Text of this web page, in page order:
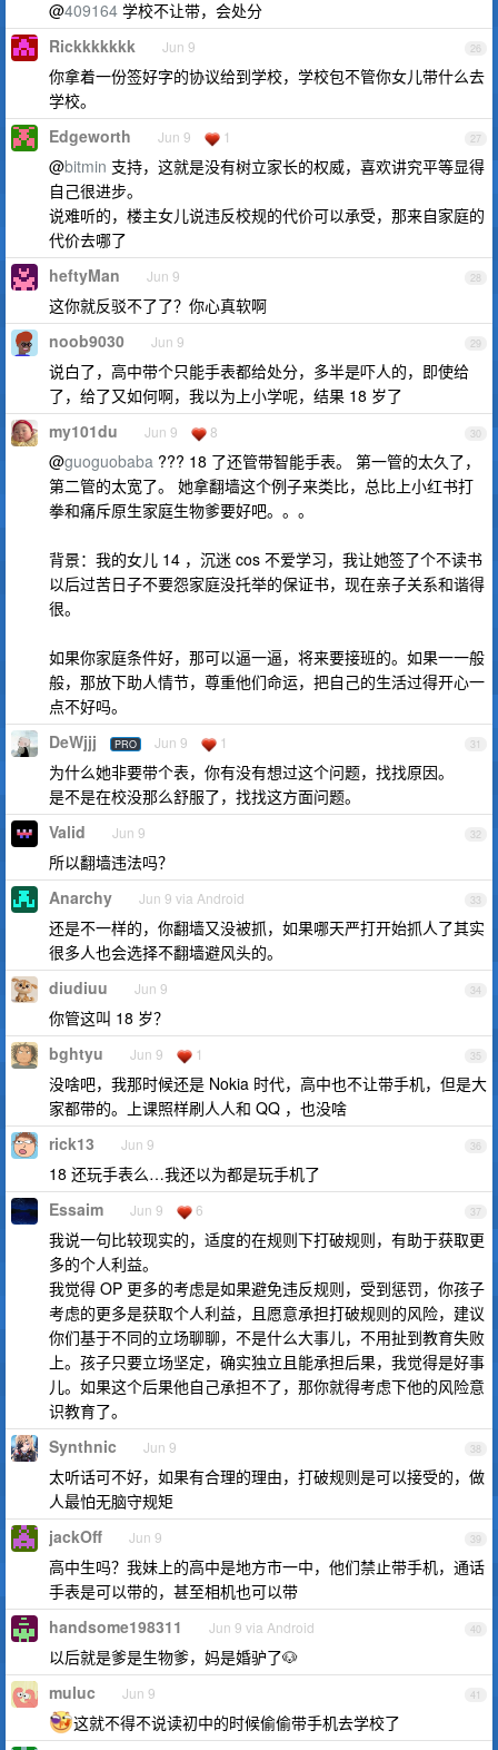
@409164 学校不让带，会处分
26
Rickkkkkkk Jun 9
你拿着一份签好字的协议给到学校，学校包不管你女儿带什么去
学校。
27
Edgeworth Jun 9 1
@bitmin 支持，这就是没有树立家长的权威，喜欢讲究平等显得
自己很进步。
说难听的，楼主女儿说违反校规的代价可以承受，那来自家庭的
代价去哪了
28
heftyMan Jun 9
这你就反驳不了了？你心真软啊
29
noob9030 Jun 9
说白了，高中带个只能手表都给处分，多半是吓人的，即使给
了，给了又如何啊，我以为上小学呢，结果 18 岁了
30
my101du Jun 9 8
@guoguobaba ??? 18 了还管带智能手表。 第一管的太久了，
第二管的太宽了。 她拿翻墙这个例子来类比，总比上小红书打
拳和痛斥原生家庭生物爹要好吧。。。
背景：我的女儿 14 ，沉迷 cos 不爱学习，我让她签了个不读书
以后过苦日子不要怨家庭没托举的保证书，现在亲子关系和谐得
很。
如果你家庭条件好，那可以逼一逼，将来要接班的。如果一一般
般，那放下助人情节，尊重他们命运，把自己的生活过得开心一
点不好吗。
31
DeWjjj PRO Jun 9 1
为什么她非要带个表，你有没有想过这个问题，找找原因。
是不是在校没那么舒服了，找找这方面问题。
32
Valid Jun 9
所以翻墙违法吗？
33
Anarchy Jun 9 via Android
还是不一样的，你翻墙又没被抓，如果哪天严打开始抓人了其实
很多人也会选择不翻墙避风头的。
34
diudiuu Jun 9
你管这叫 18 岁？
35
bghtyu Jun 9 1
没啥吧，我那时候还是 Nokia 时代，高中也不让带手机，但是大
家都带的。上课照样刷人人和 QQ ，也没啥
36
rick13 Jun 9
18 还玩手表么…我还以为都是玩手机了
37
Essaim Jun 9 6
我说一句比较现实的，适度的在规则下打破规则，有助于获取更
多的个人利益。
我觉得 OP 更多的考虑是如果避免违反规则，受到惩罚，你孩子
考虑的更多是获取个人利益，且愿意承担打破规则的风险，建议
你们基于不同的立场聊聊，不是什么大事儿，不用扯到教育失败
上。孩子只要立场坚定，确实独立且能承担后果，我觉得是好事
儿。如果这个后果他自己承担不了，那你就得考虑下他的风险意
识教育了。
38
Synthnic Jun 9
太听话可不好，如果有合理的理由，打破规则是可以接受的，做
人最怕无脑守规矩
39
jackOff Jun 9
高中生吗？我妹上的高中是地方市一中，他们禁止带手机，通话
手表是可以带的，甚至相机也可以带
40
handsome198311 Jun 9 via Android
以后就是爹是生物爹，妈是婚驴了🐶
41
muluc Jun 9
这就不得不说读初中的时候偷偷带手机去学校了